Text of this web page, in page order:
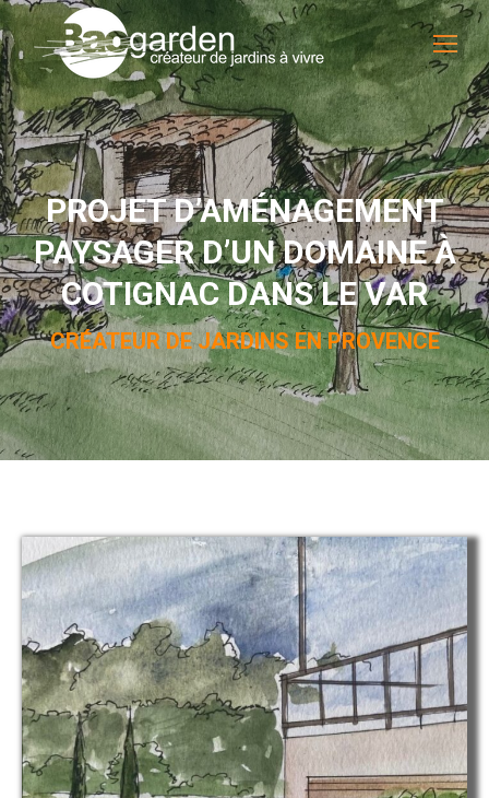
PROJET D’AMÉNAGEMENT
PAYSAGER D’UN DOMAINE À
COTIGNAC DANS LE VAR
CRÉATEUR DE JARDINS EN PROVENCE